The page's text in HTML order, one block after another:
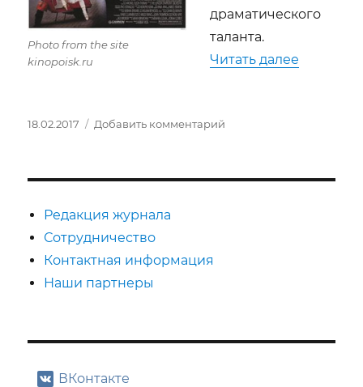
Photo from the site
kinopoisk.ru
драматического
таланта.
Читать далее
Опубликовано
18.02.2017 Добавить комментарий
Редакция журнала
Сотрудничество
Контактная информация
Наши партнеры
ВКонтакте